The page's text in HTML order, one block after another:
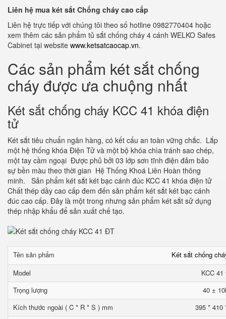
Liên hệ mua két sắt Chống cháy cao cấp
Liên hệ trực tiếp với chúng tôi theo số hotline 0982770404 hoặc
xem thêm các sản phẩm tủ sắt chống cháy 4 cánh WELKO Safes
Cabinet tại website www.ketsatcaocap.vn.
Các sản phẩm két sắt chống
cháy được ưa chuộng nhất
Két sắt chống cháy KCC 41 khóa điện
tử
Két sắt tiêu chuẩn ngân hàng, có kết cấu an toàn vững chắc. Lắp
một hệ thống khóa Điện Tử và một bộ khóa chìa tránh sao chép,
một tay cầm ngoại Được phủ bởi 03 lớp sơn tĩnh điện đảm bảo
sự bền màu theo thời gian Hệ Thống Khoá Liên Hoàn thông
minh. Sản phẩm két sắt két bạc cánh đúc KCC 41 khóa điện tử
Chất thép dầy cao cấp đem đến sản phẩm két sắt két bạc cánh
đúc cao cấp. Đây là một trong nhưng sản phẩm két sắt sử dụng
thép nhập khẩu để sản xuất chế tạo.
Tên sản phẩm
Két sắt chống
Model
KCC
Trọng lượng
40 ±
Kích thước ngoài ( C * R * S ) mm
395 * 410